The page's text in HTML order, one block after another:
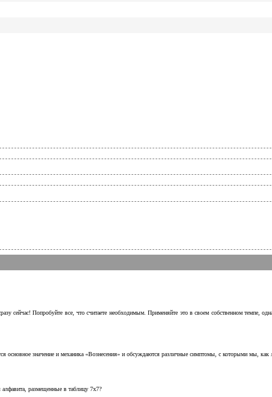
сейчас! Попробуйте все, что считаете необходимым. Применяйте это в своем собственном темпе,
основное значение и механика «Вознесения» и обсуждаются различные симптомы, с которыми мы,
размещенные в таблицу 7х7?